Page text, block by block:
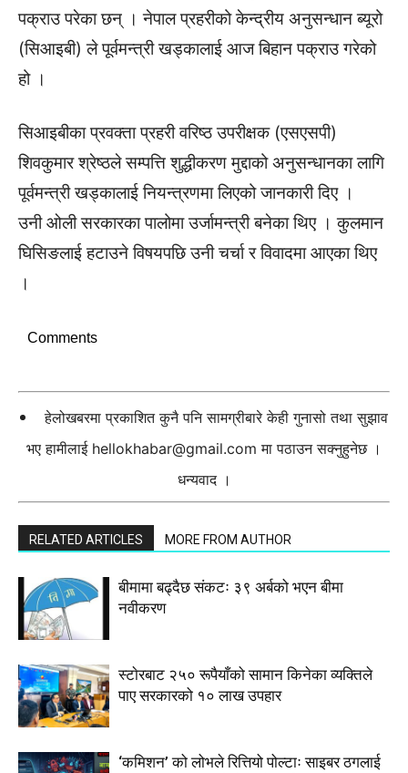
पक्राउ परेका छन् । नेपाल प्रहरीको केन्द्रीय अनुसन्धान ब्यूरो
(सिआइबी) ले पूर्वमन्त्री खड्कालाई आज बिहान पक्राउ गरेको
हो ।
सिआइबीका प्रवक्ता प्रहरी वरिष्ठ उपरीक्षक (एसएसपी)
शिवकुमार श्रेष्ठले सम्पत्ति शुद्धीकरण मुद्दाको अनुसन्धानका लागि
पूर्वमन्त्री खड्कालाई नियन्त्रणमा लिएको जानकारी दिए ।
उनी ओली सरकारका पालोमा उर्जामन्त्री बनेका थिए । कुलमान
घिसिङलाई हटाउने विषयपछि उनी चर्चा र विवादमा आएका थिए
।
Comments
हेलोखबरमा प्रकाशित कुनै पनि सामग्रीबारे केही गुनासो तथा सुझाव
भए हामीलाई hellokhabar@gmail.com मा पठाउन सक्नुहुनेछ ।
धन्यवाद ।
RELATED ARTICLES MORE FROM AUTHOR
बीमामा बढ्दैछ संकटः ३९ अर्बको भएन बीमा
नवीकरण
स्टाेरबाट २५० रूपैयाँको सामान किनेका व्यक्तिले
पाए सरकारको १० लाख उपहार
‘कमिशन’ को लोभले रित्तियो पोल्टाः साइबर ठगलाई